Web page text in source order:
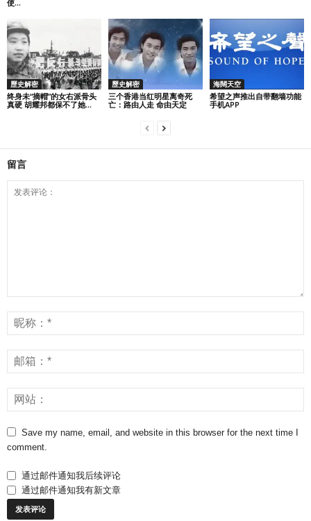
使...
歷史解密
终身未“摘帽”的女右派骨头
真硬 胡耀邦都保不了她...
歷史解密
三个香港当红明星离奇死
亡：路由人走 命由天定
海闊天空
希望之声推出自带翻墙功能
手机APP
留言
Save my name, email, and website in this browser for the next time I
comment.
通过邮件通知我后续评论
通过邮件通知我有新文章